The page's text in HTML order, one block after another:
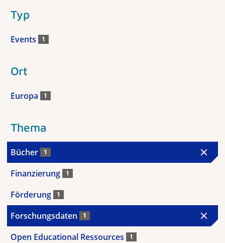
Typ
Events 1
Ort
Europa 1
Thema
Bücher 1
Finanzierung 1
Förderung 1
Forschungsdaten 1
Open Educational Ressources 1